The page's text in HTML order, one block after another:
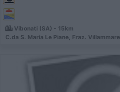
Vibonati (SA) - 15km
C.da S. Maria Le Piane, Fraz. Villammare